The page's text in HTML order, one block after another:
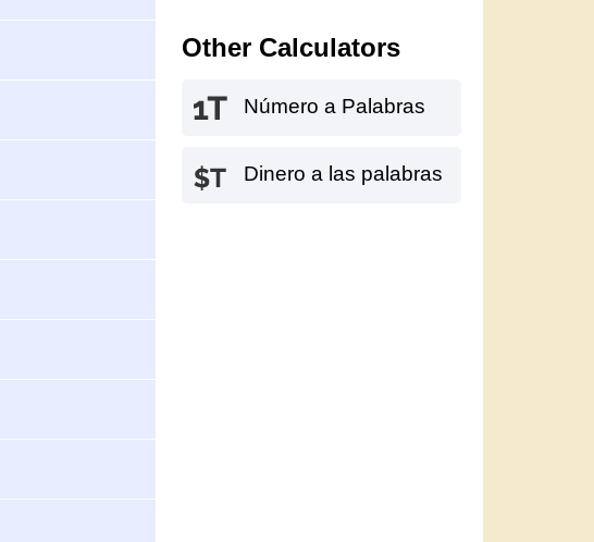
Other Calculators
Número a Palabras
Dinero a las palabras